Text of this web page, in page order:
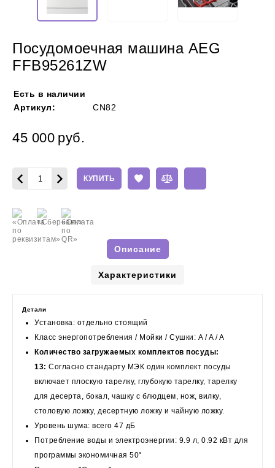
Посудомоечная машина AEG
FFB95261ZW
Есть в наличии
Артикул:
CN82
45 000 руб.
КУПИТЬ
Описание
Характеристики
Детали
Установка: отдельно стоящий
Класс энергопотребления / Мойки / Сушки: A / A / A
Количество загружаемых комплектов посуды:
13: Согласно стандарту МЭК один комплект посуды
включает плоскую тарелку, глубокую тарелку, тарелку
для десерта, бокал, чашку с блюдцем, нож, вилку,
столовую ложку, десертную ложку и чайную ложку.
Уровень шума: всего 47 дБ
Потребление воды и электроэнергии: 9.9 л, 0.92 кВт для
программы экономичная 50°